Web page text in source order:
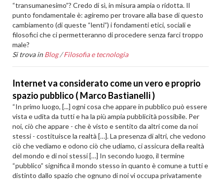
“transumanesimo”? Credo di sì, in misura ampia o ridotta. Il
punto fondamentale è: agiremo per trovare alla base di questo
cambiamento (di queste “lenti”) i fondamenti etici, sociali e
filosofici che ci permetteranno di procedere senza farci troppo
male?
Si trova in Blog /Filosofia e tecnologia
Internet va considerato come un vero e proprio
spazio pubblico ( Marco Bastianelli )
“In primo luogo, [...] ogni cosa che appare in pubblico può essere
vista e udita da tutti e ha la più ampia pubblicità possibile. Per
noi, ciò che appare - che è visto e sentito da altri come da noi
stessi - costituisce la realtà […]. La presenza di altri, che vedono
ciò che vediamo e odono ciò che udiamo, ci assicura della realtà
del mondo e di noi stessi […] In secondo luogo, il termine
“pubblico” significa il mondo stesso in quanto è comune a tutti e
distinto dallo spazio che ognuno di noi vi occupa privatamente